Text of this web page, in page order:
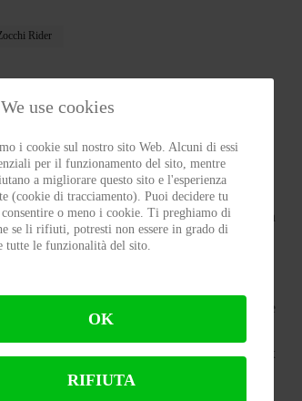
Rider
di chiacchere legate al mondo moto (ma non
si parli di moto.
il MOTcast vi presenteremo tante sorprese
vedere i contenuti anche con calma e relax
We use cookies
i cookie sul nostro sito Web. Alcuni di essi
per il funzionamento del sito, mentre
a migliorare questo sito e l'esperienza
(cookie di tracciamento). Puoi decidere tu
consentire o meno i cookie. Ti preghiamo di
se li rifiuti, potresti non essere in grado di
tutte le funzionalità del sito.
OK
RIFIUTA